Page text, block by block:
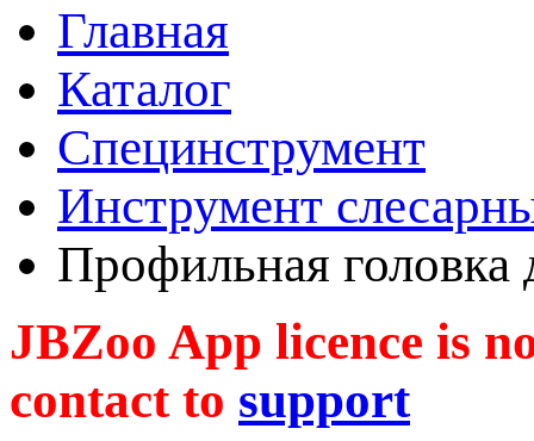
Главная
Каталог
Специнструмент
Инструмент
Профильная головка
JBZoo App licence is
contact to support